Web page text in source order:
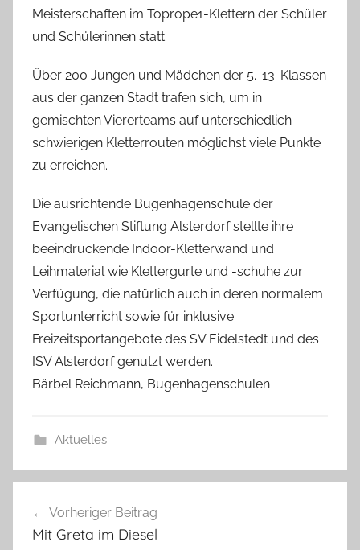
a
a
B
i
e
s
c
h
Meisterschaften im Toprope1-Klettern der Schüler
und Schülerinnen statt.
Über 200 Jungen und Mädchen der 5.-13. Klassen
aus der ganzen Stadt trafen sich, um in
gemischten Viererteams auf unterschiedlich
schwierigen Kletterrouten möglichst viele Punkte
zu erreichen.
Die ausrichtende Bugenhagenschule der
Evangelischen Stiftung Alsterdorf stellte ihre
beeindruckende Indoor-Kletterwand und
Leihmaterial wie Klettergurte und -schuhe zur
Verfügung, die natürlich auch in deren normalem
Sportunterricht sowie für inklusive
Freizeitsportangebote des SV Eidelstedt und des
ISV Alsterdorf genutzt werden.
Bärbel Reichmann, Bugenhagenschulen
Aktuelles
Vorheriger Beitrag
Mit Greta im Diesel